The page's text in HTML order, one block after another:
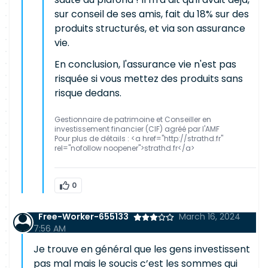
sur conseil de ses amis, fait du 18% sur des
produits structurés, et via son assurance
vie.
En conclusion, l'assurance vie n'est pas
risquée si vous mettez des produits sans
risque dedans.
Gestionnaire de patrimoine et Conseiller en
investissement financier (CIF) agréé par l'AMF
Pour plus de détails : <a href="http://strathd.fr"
rel="nofollow noopener">strathd.fr</a>
0
Free-Worker-655133
March 16, 2024
7:56 AM
Je trouve en général que les gens investissent
pas mal mais le soucis c’est les sommes qui